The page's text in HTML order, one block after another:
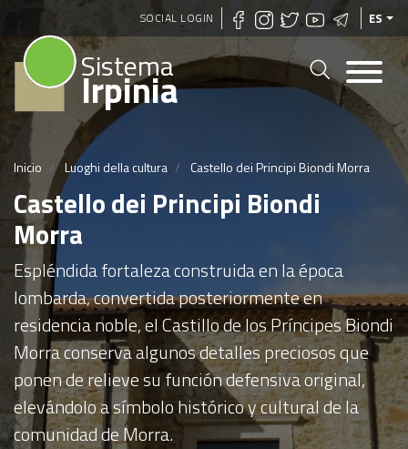
Pasar
al
contenido
principal
SOCIAL LOGIN ES
Sistema
Irpinia
Inicio Luoghi della cultura Castello dei Principi Biondi Morra
Castello dei Principi Biondi
Morra
Espléndida fortaleza construida en la época
lombarda, convertida posteriormente en
residencia noble, el Castillo de los Príncipes Biondi
Morra conserva algunos detalles preciosos que
ponen de relieve su función defensiva original,
elevándolo a símbolo histórico y cultural de la
comunidad de Morra.